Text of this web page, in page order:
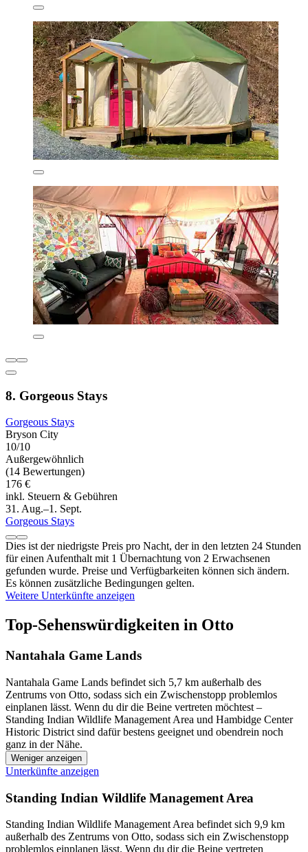
8. Gorgeous Stays
Gorgeous Stays
Bryson City
10/10
Außergewöhnlich
(14 Bewertungen)
176 €
inkl. Steuern & Gebühren
31. Aug.–1. Sept.
Gorgeous Stays
Dies ist der niedrigste Preis pro Nacht, der in den letzten 24 Stunden
für einen Aufenthalt mit 1 Übernachtung von 2 Erwachsenen
gefunden wurde. Preise und Verfügbarkeiten können sich ändern.
Es können zusätzliche Bedingungen gelten.
Weitere Unterkünfte anzeigen
Top-Sehenswürdigkeiten in Otto
Nantahala Game Lands
Nantahala Game Lands befindet sich 5,7 km außerhalb des
Zentrums von Otto, sodass sich ein Zwischenstopp problemlos
einplanen lässt. Wenn du dir die Beine vertreten möchtest –
Standing Indian Wildlife Management Area und Hambidge Center
Historic District sind dafür bestens geeignet und obendrein noch
ganz in der Nähe.
Weniger anzeigen
Unterkünfte anzeigen
Standing Indian Wildlife Management Area
Standing Indian Wildlife Management Area befindet sich 9,9 km
außerhalb des Zentrums von Otto, sodass sich ein Zwischenstopp
problemlos einplanen lässt. Wenn du dir die Beine vertreten